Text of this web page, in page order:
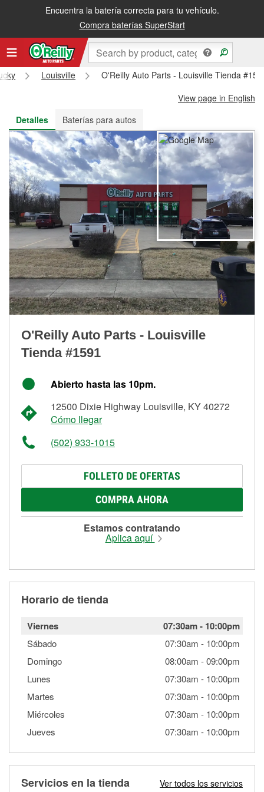
Encuentra la batería correcta para tu vehículo.
Compra baterías SuperStart
Recibe tu orden gratis al día siguiente o recógela en la tienda
Louisville
O'Reilly Auto Parts - Louisville Tienda
View page in English
Detalles
Baterías para autos
O'Reilly Auto Parts - Louisville
Tienda #1591
Abierto hasta las 10pm.
12500 Dixie Highway Louisville, KY 40272
Cómo llegar
(502) 933-1015
FOLLETO DE OFERTAS
COMPRA AHORA
Estamos contratando
Aplica aquí
Horario de tienda
Viernes 07:30am- 10:00pm
Sábado 07:30am - 10:00pm
Domingo
08:00am -09:00pm
Lunes
07:30am - 10:00pm
Martes
07:30am - 10:00pm
Miércoles
07:30am - 10:00pm
Jueves
07:30am - 10:00pm
Servicios en la tienda Ver todos los servicios